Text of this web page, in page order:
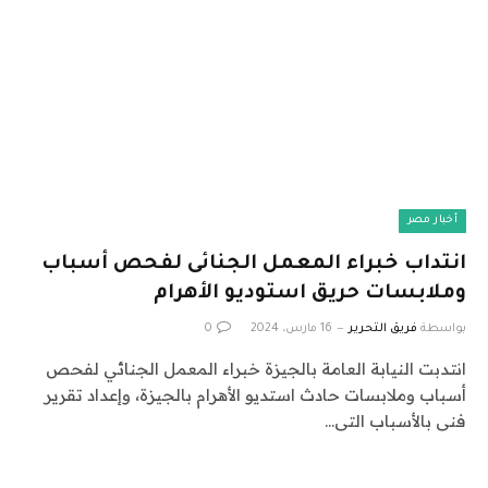
أخبار مصر
انتداب خبراء المعمل الجنائى لفحص أسباب
وملابسات حريق استوديو الأهرام
بواسطة فريق التحرير 16 مارس، 2024 0
انتدبت النيابة العامة بالجيزة خبراء المعمل الجنائي لفحص
أسباب وملابسات حادث استديو الأهرام بالجيزة، وإعداد تقرير
فنى بالأسباب التى…